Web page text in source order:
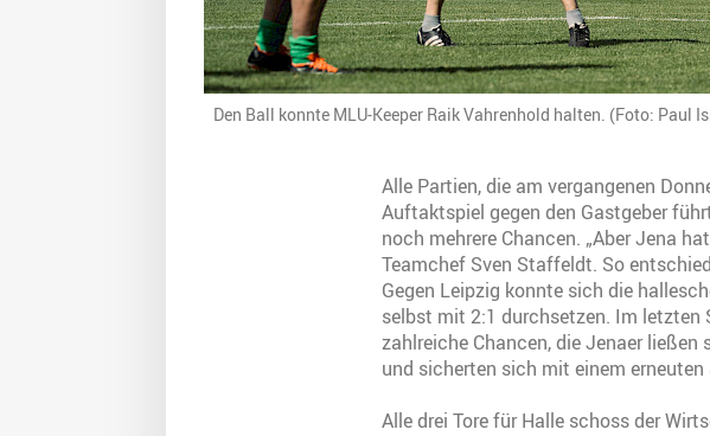
Den Ball konnte MLU-Keeper Raik Vahrenhold halten. (Foto: Paul
Alle Partien, die am vergangenen
Auftaktspiel gegen den Gastgeber
noch mehrere Chancen. „Aber Jena
Teamchef Sven Staffeldt. So
Gegen Leipzig konnte sich die
selbst mit 2:1 durchsetzen. Im letzten
zahlreiche Chancen, die Jenaer
und sicherten sich mit einem erneuten
Alle drei Tore für Halle schoss der